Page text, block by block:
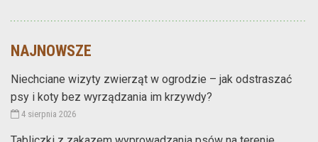
NAJNOWSZE
Niechciane wizyty zwierząt w ogrodzie – jak odstraszać
psy i koty bez wyrządzania im krzywdy?
4 sierpnia 2026